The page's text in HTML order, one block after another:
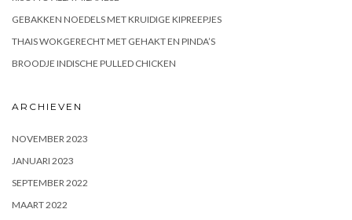
GEBAKKEN NOEDELS MET KRUIDIGE KIPREEPJES
THAIS WOKGERECHT MET GEHAKT EN PINDA’S
BROODJE INDISCHE PULLED CHICKEN
ARCHIEVEN
NOVEMBER 2023
JANUARI 2023
SEPTEMBER 2022
MAART 2022